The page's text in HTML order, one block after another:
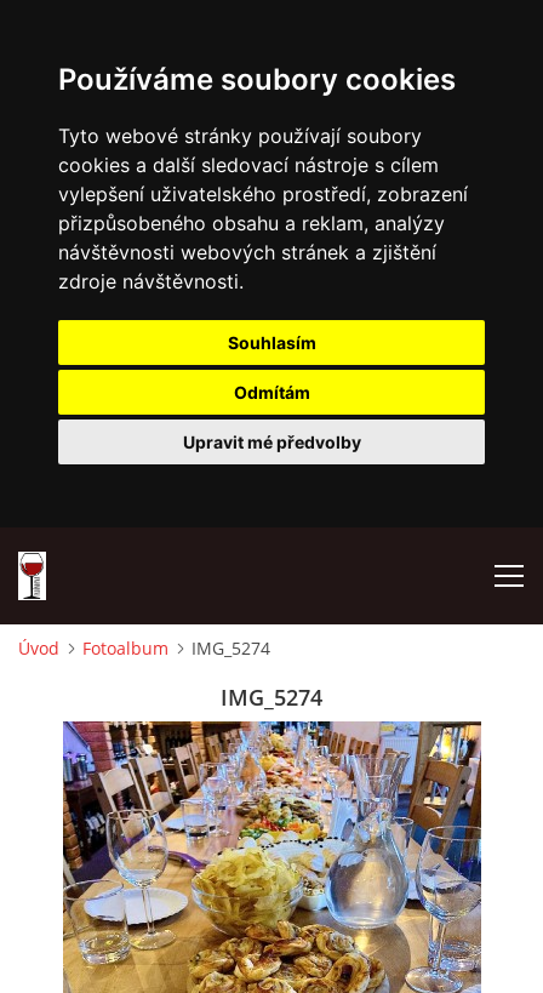
Používáme soubory cookies
Tyto webové stránky používají soubory
cookies a další sledovací nástroje s cílem
vylepšení uživatelského prostředí, zobrazení
přizpůsobeného obsahu a reklam, analýzy
návštěvnosti webových stránek a zjištění
zdroje návštěvnosti.
Souhlasím
Odmítám
Upravit mé předvolby
NAŠE SÝRY A DELIKATESY
OTEVÍRACÍ DOBA
DÁRKOVÉ POUKAZY + REZERVACE
DEGUSTACE A PIJÁNOFKOVÉ AKCE
Úvod Fotoalbum IMG_5274
IMG_5274